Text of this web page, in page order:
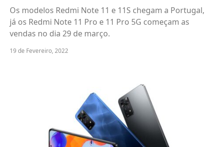
Os modelos Redmi Note 11 e 11S chegam a Portugal,
já os Redmi Note 11 Pro e 11 Pro 5G começam as
vendas no dia 29 de março.
19 de Fevereiro, 2022